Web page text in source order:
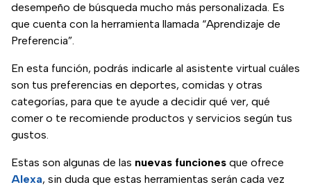
desempeño de búsqueda mucho más personalizada. Es
que cuenta con la herramienta llamada “Aprendizaje de
Preferencia”.
En esta función, podrás indicarle al asistente virtual cuáles
son tus preferencias en deportes, comidas y otras
categorías, para que te ayude a decidir qué ver, qué
comer o te recomiende productos y servicios según tus
gustos.
Estas son algunas de las nuevas funciones que ofrece
Alexa, sin duda que estas herramientas serán cada vez